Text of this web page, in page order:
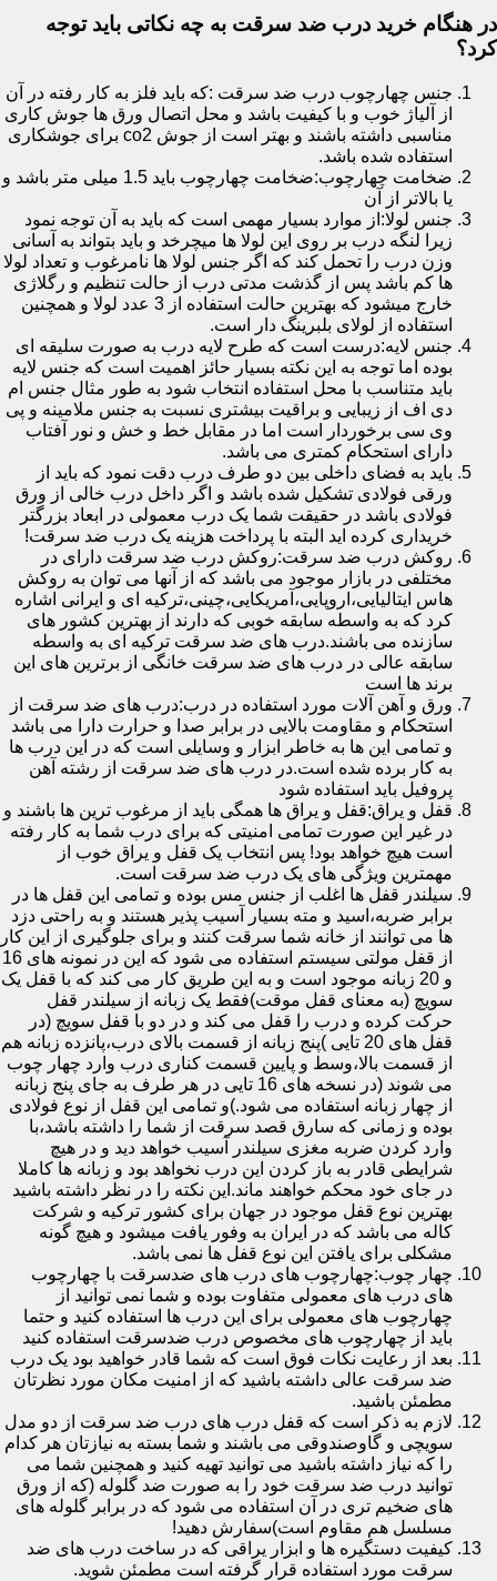
در هنگام خرید درب ضد سرقت به چه نکاتی باید توجه
کرد؟
جنس چهارچوب درب ضد سرقت :که باید فلز به کار رفته در آن
از آلیاژ خوب و با کیفیت باشد و محل اتصال ورق ها جوش کاری
مناسبی داشته باشند و بهتر است از جوش co2 برای جوشکاری
استفاده شده باشد.
ضخامت چهارچوب:ضخامت چهارچوب باید 1.5 میلی متر باشد و
یا بالاتر از آن
جنس لولا:از موارد بسیار مهمی است که باید به آن توجه نمود
زیرا لنگه درب بر روی این لولا ها میچرخد و باید بتواند به آسانی
وزن درب را تحمل کند که اگر جنس لولا ها نامرغوب و تعداد لولا
ها کم باشد پس از گذشت مدتی درب از حالت تنظیم و رگلاژی
خارج میشود که بهترین حالت استفاده از 3 عدد لولا و همچنین
استفاده از لولای بلبرینگ دار است.
جنس لایه:درست است که طرح لایه درب به صورت سلیقه ای
بوده اما توجه به این نکته بسیار حائز اهمیت است که جنس لایه
باید متناسب با محل استفاده انتخاب شود به طور مثال جنس ام
دی اف از زیبایی و براقیت بیشتری نسبت به جنس ملامینه و پی
وی سی برخوردار است اما در مقابل خط و خش و نور آفتاب
دارای استحکام کمتری می باشد.
باید به فضای داخلی بین دو طرف درب دقت نمود که باید از
ورقی فولادی تشکیل شده باشد و اگر داخل درب خالی از ورق
فولادی باشد در حقیقت شما یک درب معمولی در ابعاد بزرگتر
خریداری کرده اید البته با پرداخت هزینه یک درب ضد سرقت!
روکش درب ضد سرقت:روکش درب ضد سرقت دارای در
مختلفی در بازار موجود می باشد که از آنها می توان به روکش
هاس ایتالیایی،اروپایی،آمریکایی،چینی،ترکیه ای و ایرانی اشاره
کرد که به واسطه سابقه خوبی که دارند از بهترین کشور های
سازنده می باشند.درب های ضد سرقت ترکیه ای به واسطه
سابقه عالی در درب های ضد سرقت خانگی از برترین های این
برند ها است
ورق و آهن آلات مورد استفاده در درب:درب های ضد سرقت از
استحکام و مقاومت بالایی در برابر صدا و حرارت دارا می باشد
و تمامی این ها به خاطر ابزار و وسایلی است که در این درب ها
به کار برده شده است.در درب های ضد سرقت از رشته آهن
پروفیل باید استفاده شود
قفل و یراق:قفل و یراق ها همگی باید از مرغوب ترین ها باشند و
در غیر این صورت تمامی امنیتی که برای درب شما به کار رفته
است هیچ خواهد بود! پس انتخاب یک قفل و یراق خوب از
مهمترین ویژگی های یک درب ضد سرقت است.
سیلندر قفل ها اغلب از جنس مس بوده و تمامی این قفل ها در
برابر ضربه،اسید و مته بسیار آسیب پذیر هستند و به راحتی دزد
ها می توانند از خانه شما سرقت کنند و برای جلوگیری از این کار
از قفل مولتی سیستم استفاده می شود که این در نمونه های 16
و 20 زبانه موجود است و به این طریق کار می کند که با قفل یک
سویچ (به معنای قفل موقت)فقط یک زبانه از سیلندر قفل
حرکت کرده و درب را قفل می کند و در دو با قفل سویچ (در
قفل های 20 تایی )پنج زبانه از قسمت بالای درب،پانزده زبانه هم
از قسمت بالا،وسط و پایین قسمت کناری درب وارد چهار چوب
می شوند (در نسخه های 16 تایی در هر طرف به جای پنج زبانه
از چهار زبانه استفاده می شود.)و تمامی این قفل از نوع فولادی
بوده و زمانی که سارق قصد سرقت از شما را داشته باشد،با
وارد کردن ضربه مغزی سیلندر آسیب خواهد دید و در هیچ
شرایطی قادر به باز کردن این درب نخواهد بود و زبانه ها کاملا
در جای خود محکم خواهند ماند.این نکته را در نظر داشته باشید
بهترین نوع قفل موجود در جهان برای کشور ترکیه و شرکت
کاله می باشد که در ایران به وفور یافت میشود و هیچ گونه
مشکلی برای یافتن این نوع قفل ها نمی باشد.
چهار چوب:چهارچوب های درب های ضدسرقت با چهارچوب
های درب های معمولی متفاوت بوده و شما نمی توانید از
چهارچوب های معمولی برای این درب ها استفاده کنید و حتما
باید از چهارچوب های مخصوص درب ضدسرقت استفاده کنید
بعد از رعایت نکات فوق است که شما قادر خواهید بود یک درب
ضد سرقت عالی داشته باشید که از امنیت مکان مورد نظرتان
مطمئن باشید.
لازم به ذکر است که قفل درب های درب ضد سرقت از دو مدل
سویچی و گاوصندوقی می باشند و شما بسته به نیازتان هر کدام
را که نیاز داشته باشید می توانید تهیه کنید و همچنین شما می
توانید درب ضد سرقت خود را به صورت ضد گلوله (که از ورق
های ضخیم تری در آن استفاده می شود که در برابر گلوله های
مسلسل هم مقاوم است)سفارش دهید!
کیفیت دستگیره ها و ابزار یراقی که در ساخت درب های ضد
سرقت مورد استفاده قرار گرفته است مطمئن شوید.